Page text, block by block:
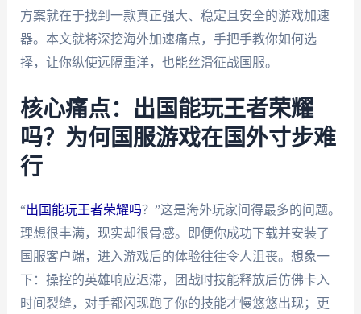
方案就在于找到一款真正强大、稳定且安全的游戏加速
器。本文就将深挖海外加速痛点，手把手教你如何选
择，让你纵使远隔重洋，也能丝滑征战国服。
核心痛点：出国能玩王者荣耀
吗？为何国服游戏在国外寸步难
行
“出国能玩王者荣耀吗？”这是海外玩家问得最多的问题。
理想很丰满，现实却很骨感。即便你成功下载并安装了
国服客户端，进入游戏后的体验往往令人沮丧。想象一
下：操控的英雄响应迟滞，团战时技能释放后仿佛卡入
时间裂缝，对手都闪现跑了你的技能才慢悠悠出现；更